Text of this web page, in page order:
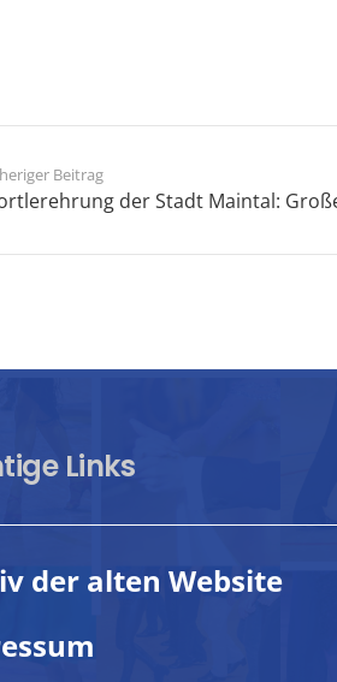
Beitrag
der Stadt Maintal:
Links
der alten Website